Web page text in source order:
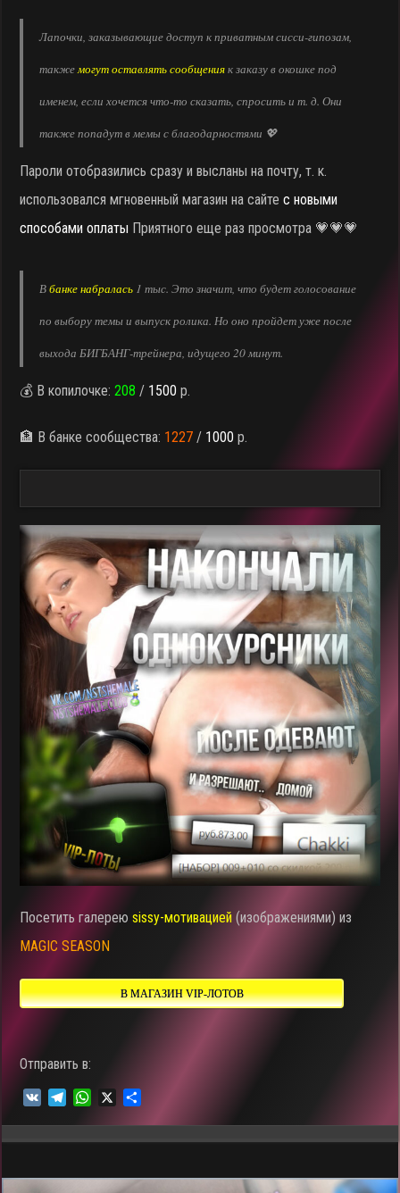
Лапочки, заказывающие доступ к приватным сисси-гипозам,
такжемогут оставлять сообщенияк заказу в окошке под
именем, если хочется что-то сказать, спросить и т. д. Они
также попадут в мемы с благодарностями 💖
Пароли отобразились сразу и высланы на почту, т. к.
использовался мгновенный магазин на сайтес новыми
способами оплаты Приятного еще раз просмотра 💗💗💗
Вбанке набралась 1 тыс. Это значит, что будет голосование
по выбору темы и выпуск ролика. Но оно пройдет уже после
выхода БИГБАНГ-трейнера, идущего 20 минут.
💰 В копилочке:208 / 1500 р.
🏦 В банке сообщества: 1227/ 1000 р.
Посетить галереюsissy-мотивацией (изображениями) из
MAGIC SEASON
В МАГАЗИН VIP-ЛОТОВ
Отправить в:
W